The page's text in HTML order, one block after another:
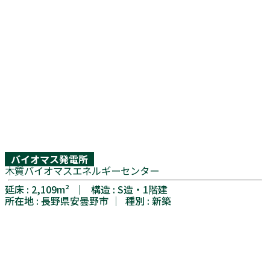
バイオマス発電所
木質バイオマスエネルギーセンター
延床 : 2,109m² │ 構造 : S造・1階建
所在地 : 長野県安曇野市 │ 種別 : 新築